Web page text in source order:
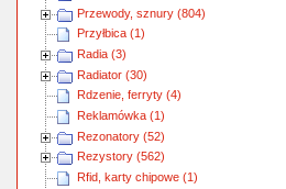
Przewody, sznury (804)
Przyłbica (1)
Radia (3)
Radiator (30)
Rdzenie, ferryty (4)
Reklamówka (1)
Rezonatory (52)
Rezystory (562)
Rfid, karty chipowe (1)